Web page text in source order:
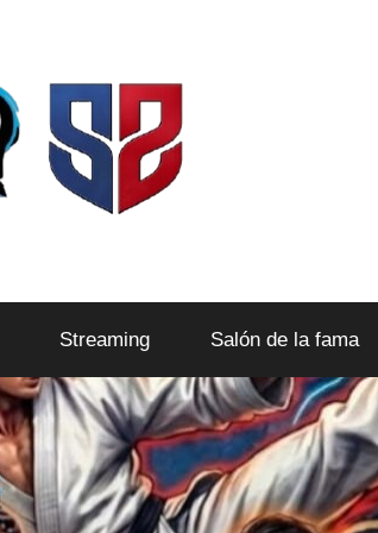
Streaming Salón de la fama